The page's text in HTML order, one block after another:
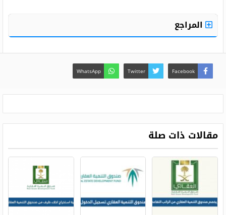
المراجع
Facebook
Twitter
WhatsApp
مقالات ذات صلة